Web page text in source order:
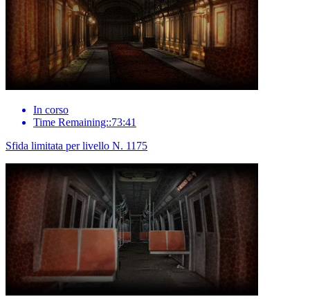
In corso
Time Remaining::73:41
Sfida limitata per livello N. 1175